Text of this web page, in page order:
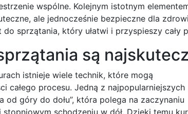
wspólne. Kolejnym istotnym
ale jednocześnie bezpieczne dla
sprzątania, który ułatwi i przyspieszy cały
są
istnieje wiele technik, które mogą
całego procesu. Jedną z najpopularniejszych
od góry do dołu”, która polega na zaczynaniu
schodzeniu w dół. Dzięki temu